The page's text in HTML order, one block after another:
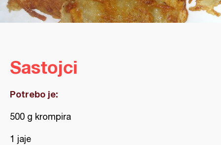
Sastojci
Potrebo je:
500 g krompira
1 jaje